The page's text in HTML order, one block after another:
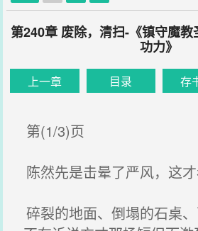
第240章 废除，清扫-《镇守魔
功力》
上一章 目录 存
第(1/3)页
陈然先是击晕了严风，这才
碎裂的地面、倒塌的石桌